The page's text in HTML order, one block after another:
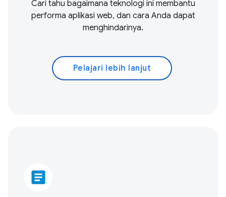
Cari tahu bagaimana teknologi ini membantu
performa aplikasi web, dan cara Anda dapat
menghindarinya.
Pelajari lebih lanjut
article